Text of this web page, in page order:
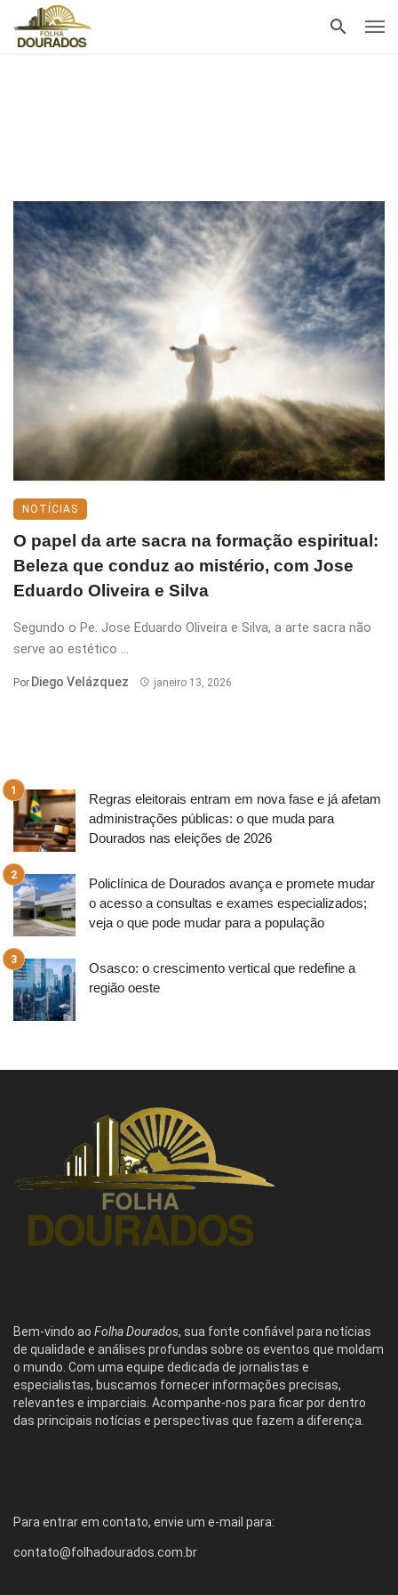
NOTÍCIAS
O papel da arte sacra na formação espiritual:
Beleza que conduz ao mistério, com Jose
Eduardo Oliveira e Silva
Segundo o Pe. Jose Eduardo Oliveira e Silva, a arte sacra não
serve ao estético ...
Por Diego Velázquez janeiro 13, 2026
Regras eleitorais entram em nova fase e já afetam
administrações públicas: o que muda para
Dourados nas eleições de 2026
Policlínica de Dourados avança e promete mudar
o acesso a consultas e exames especializados;
veja o que pode mudar para a população
Osasco: o crescimento vertical que redefine a
região oeste
Bem-vindo ao Folha Dourados, sua fonte confiável para notícias
de qualidade e análises profundas sobre os eventos que moldam
o mundo. Com uma equipe dedicada de jornalistas e
especialistas, buscamos fornecer informações precisas,
relevantes e imparciais. Acompanhe-nos para ficar por dentro
das principais notícias e perspectivas que fazem a diferença.
Para entrar em contato, envie um e-mail para:
contato@folhadourados.com.br